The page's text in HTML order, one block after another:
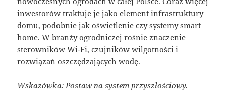
inwestorów traktuje je jako element infrastruktury
domu, podobnie jak oświetlenie czy systemy smart
home. W branży ogrodniczej rośnie znaczenie
sterowników Wi-Fi, czujników wilgotności i
rozwiązań oszczędzających wodę.
Wskazówka: Postaw na system przyszłościowy.